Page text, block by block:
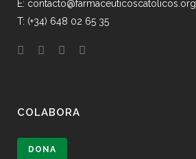
E: contacto@farmaceuticoscatolicos.org
T: (+34) 648 02 65 35
COLABORA
DONA